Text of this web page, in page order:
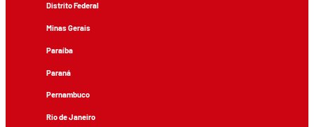
Distrito Federal
Minas Gerais
Paraíba
Paraná
Pernambuco
Rio de Janeiro